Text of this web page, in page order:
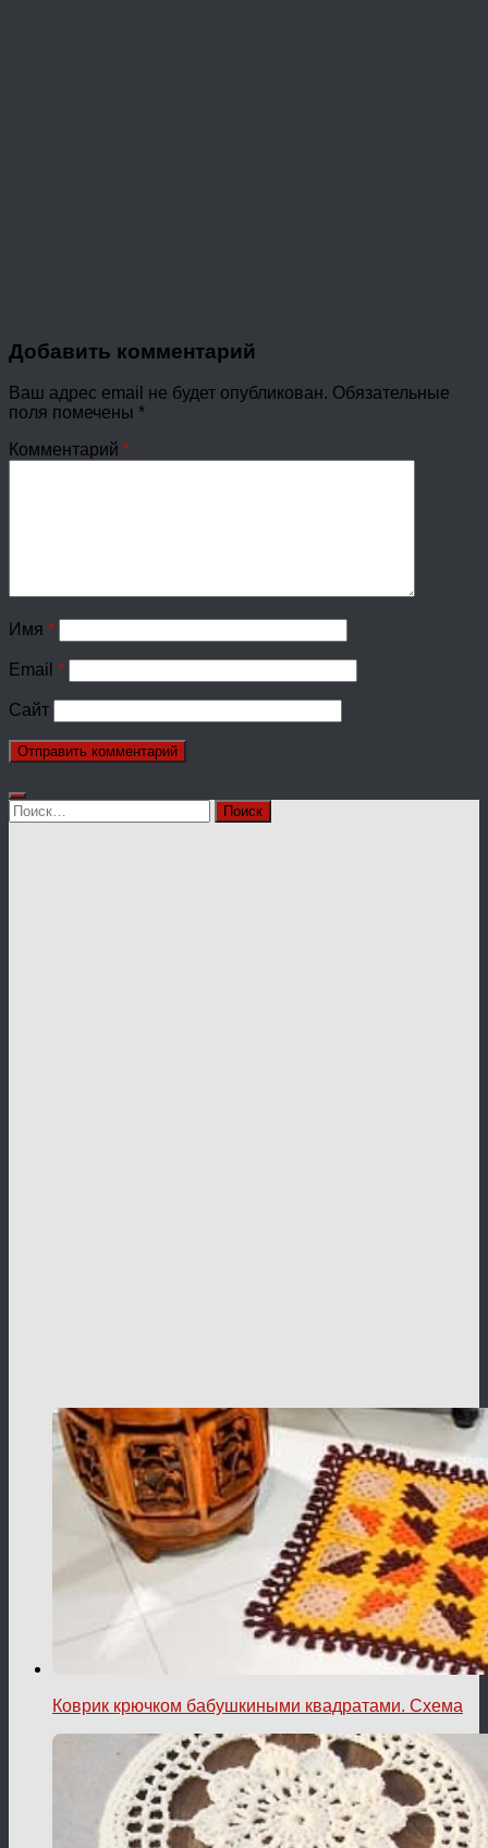
Добавить комментарий
Ваш адрес email не будет опубликован. Обязательные
поля помечены *
Комментарий *
Имя *
Email *
Сайт
Найти:
Коврик крючком бабушкиными квадратами. Схема